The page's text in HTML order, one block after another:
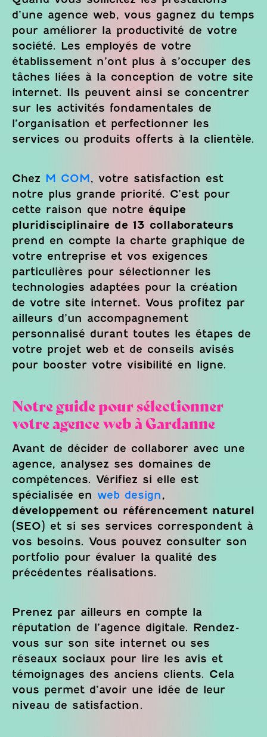
d’une agence web, vous gagnez du temps
pour améliorer la productivité de votre
société. Les employés de votre
établissement n’ont plus à s’occuper des
tâches liées à la conception de votre site
internet. Ils peuvent ainsi se concentrer
sur les activités fondamentales de
l’organisation et perfectionner les
services ou produits offerts à la clientèle.
Chez M COM, votre satisfaction est
notre plus grande priorité. C’est pour
cette raison que notre équipe
pluridisciplinaire de 13 collaborateurs
prend en compte la charte graphique de
votre entreprise et vos exigences
particulières pour sélectionner les
technologies adaptées pour la création
de votre site internet. Vous profitez par
ailleurs d’un accompagnement
personnalisé durant toutes les étapes de
votre projet web et de conseils avisés
pour booster votre visibilité en ligne.
Notre guide pour sélectionner
votre agence web à Gardanne
Avant de décider de collaborer avec une
agence, analysez ses domaines de
compétences. Vérifiez si elle est
spécialisée en web design,
développement ou référencement naturel
(SEO) et si ses services correspondent à
vos besoins. Vous pouvez consulter son
portfolio pour évaluer la qualité des
précédentes réalisations.
Prenez par ailleurs en compte la
réputation de l’agence digitale. Rendez-
vous sur son site internet ou ses
réseaux sociaux pour lire les avis et
témoignages des anciens clients. Cela
vous permet d’avoir une idée de leur
niveau de satisfaction.